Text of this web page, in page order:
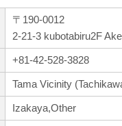
〒190-0012
2-21-3 kubotabiru2F
+81-42-528-3828
Tama Vicinity
Izakaya,Other